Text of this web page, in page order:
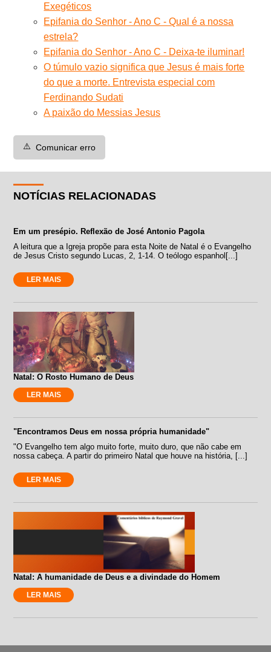
Exegéticos
Epifania do Senhor - Ano C - Qual é a nossa
estrela?
Epifania do Senhor - Ano C - Deixa-te iluminar!
O túmulo vazio significa que Jesus é mais forte
do que a morte. Entrevista especial com
Ferdinando Sudati
A paixão do Messias Jesus
⚠️ Comunicar erro
NOTÍCIAS RELACIONADAS
Em um presépio. Reflexão de José Antonio Pagola
A leitura que a Igreja propõe para esta Noite de Natal é o Evangelho
de Jesus Cristo segundo Lucas, 2, 1-14. O teólogo espanhol[...]
LER MAIS
Natal: O Rosto Humano de Deus
LER MAIS
"Encontramos Deus em nossa própria humanidade"
"O Evangelho tem algo muito forte, muito duro, que não cabe em
nossa cabeça. A partir do primeiro Natal que houve na história, [...]
LER MAIS
Natal: A humanidade de Deus e a divindade do Homem
LER MAIS